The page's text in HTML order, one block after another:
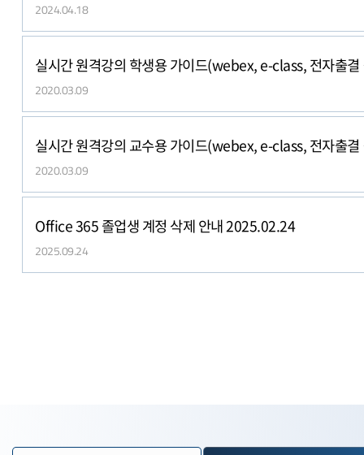
2024.04.18
실
2020.03.09
실
2020.03.09
Office 365 졸업생 계정 삭제 안내 2025.02.24
2025.09.24